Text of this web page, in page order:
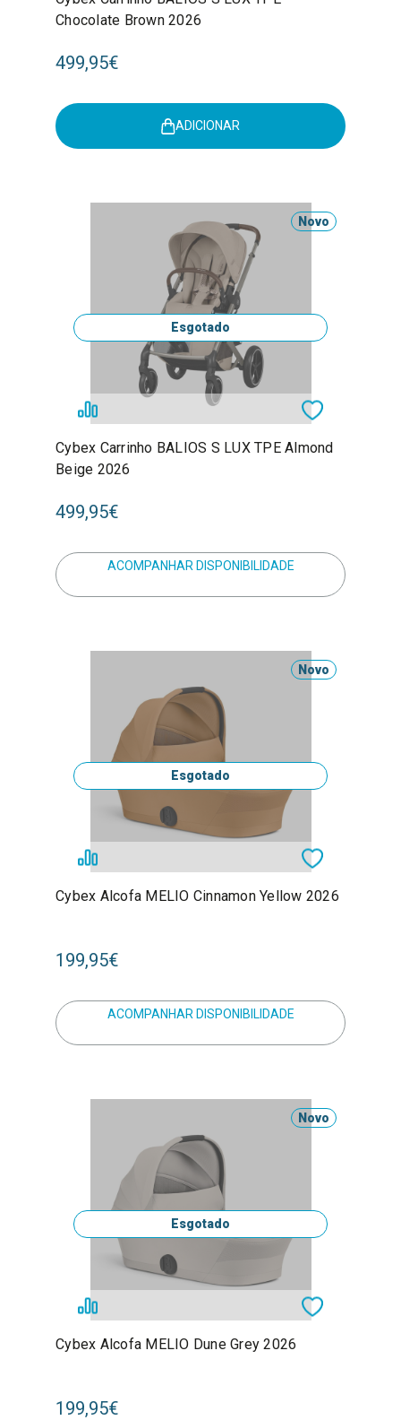
Chocolate Brown 2026
499,95€
ADICIONAR
Novo
Esgotado
Cybex Carrinho BALIOS S LUX TPE Almond
Beige 2026
499,95€
ACOMPANHAR DISPONIBILIDADE
Novo
Esgotado
Cybex Alcofa MELIO Cinnamon Yellow 2026
199,95€
ACOMPANHAR DISPONIBILIDADE
Novo
Esgotado
Cybex Alcofa MELIO Dune Grey 2026
199,95€